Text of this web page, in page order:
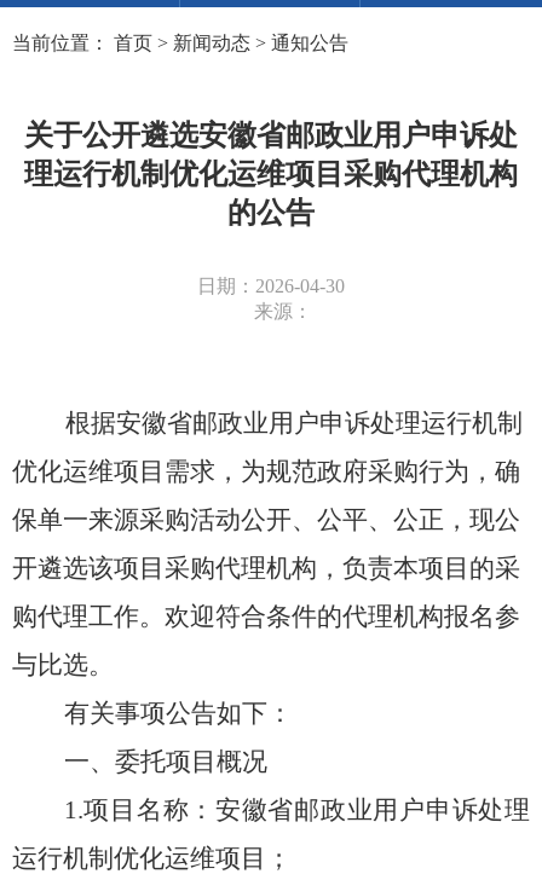
当前位置： 首页 > 新闻动态 > 通知公告
关于公开遴选安徽省邮政业用户申诉处
理运行机制优化运维项目采购代理机构
的公告
日期：2026-04-30
来源：
根据安徽省邮政业用户申诉处理运行机制
优化运维项目需求，为规范政府采购行为，确
保单一来源采购活动公开、公平、公正，现公
开遴选该项目采购代理机构 ，负责本项目的采
购代理工作。欢迎符合条件的代理机构报名参
与比选。
有关事项公告如下：
一、委托项目概况
1.项目名称： 安徽省邮政业用户申诉处理
运行机制优化运维项目；